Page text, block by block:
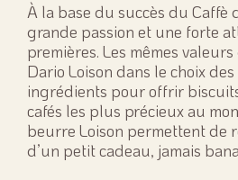
À la base du succès du Caffè
grande passion et une forte
premières. Les mêmes
Dario Loison dans le choix
ingrédients pour offrir
cafés les plus précieux au
beurre Loison permettent de
d’un petit cadeau, jamais